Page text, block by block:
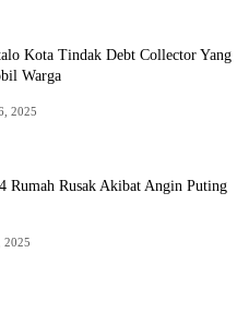
Kota Tindak Debt Collector Yang
Warga
2025
Rumah Rusak Akibat Angin Puting
2025